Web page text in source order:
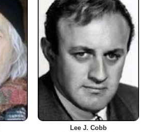
Lee J. Cobb